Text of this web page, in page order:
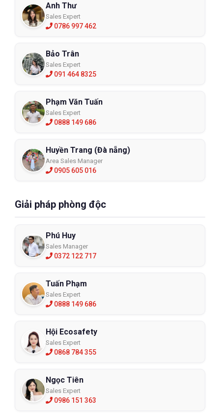
Anh Thư
Sales Expert
0786 997 462
Bảo Trân
Sales Expert
091 464 8325
Phạm Văn Tuấn
Sales Expert
0888 149 686
Huyền Trang (Đà nẵng)
Area Sales Manager
0905 605 016
Giải pháp phòng độc
Phú Huy
Sales Manager
0372 122 717
Tuấn Phạm
Sales Expert
0888 149 686
Hội Ecosafety
Sales Expert
0868 784 355
Ngọc Tiên
Sales Expert
0986 151 363